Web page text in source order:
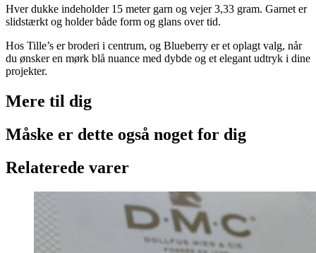
Hver dukke indeholder 15 meter garn og vejer 3,33 gram. Garnet er
slidstærkt og holder både form og glans over tid.
Hos Tille’s er broderi i centrum, og Blueberry er et oplagt valg, når
du ønsker en mørk blå nuance med dybde og et elegant udtryk i dine
projekter.
Mere til dig
Måske er dette også noget for dig
Relaterede varer